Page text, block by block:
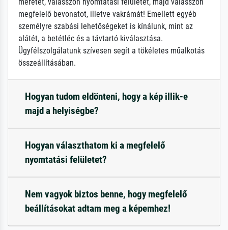
megfelelő bevonatot, illetve vakrámát! Emellett egyéb
személyre szabási lehetőségeket is kínálunk, mint az
alátét, a betétléc és a távtartó kiválasztása.
Ügyfélszolgálatunk szívesen segít a tökéletes műalkotás
összeállításában.
Hogyan tudom eldönteni, hogy a kép illik-e
majd a helyiségbe?
Hogyan választhatom ki a megfelelő
nyomtatási felületet?
Nem vagyok biztos benne, hogy megfelelő
beállításokat adtam meg a képemhez!